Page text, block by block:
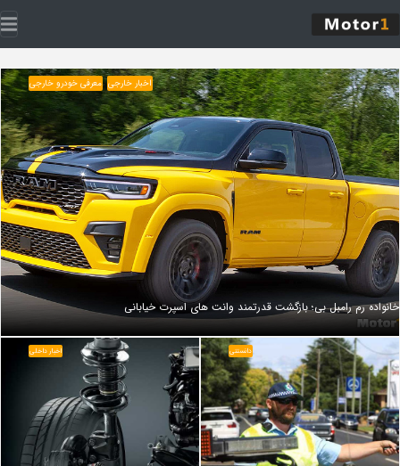
خانواده رم رامبل‌ بی؛ بازگشت قدرتمند وانت‌ های اسپرت خیابانی
اخبار خارجی معرفی خودرو خارجی
دانستنی اخبار داخلی